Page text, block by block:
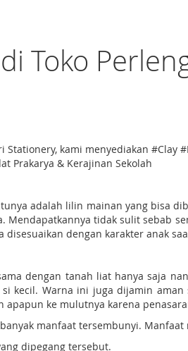
Toko
kami menyediakan
Prakarya & Kerajinan Sekolah
adalah lilin mainan yang bisa
tidak sulit sebab
dengan karakter anak
dengan tanah liat hanya saja
Warna ini juga dijamin aman
apapun ke mulutnya karena
manfaat tersembunyi.
dipegang tersebut.